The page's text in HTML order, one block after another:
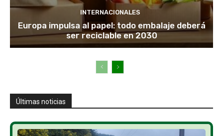
INTERNACIONALES
Europa impulsa al papel: todo embalaje deberá
ser reciclable en 2030
Últimas noticias